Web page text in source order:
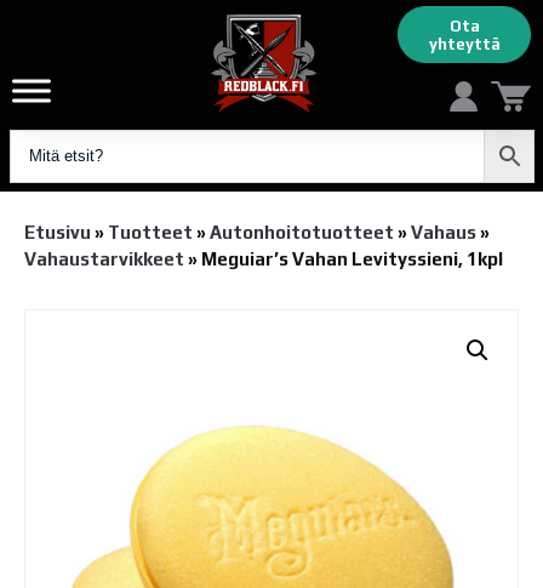
Ota
yhteyttä
Etusivu » Tuotteet » Autonhoito­tuotteet » Vahaus»
Vahaustarvikkeet » Meguiar’s Vahan Levityssieni, 1kpl